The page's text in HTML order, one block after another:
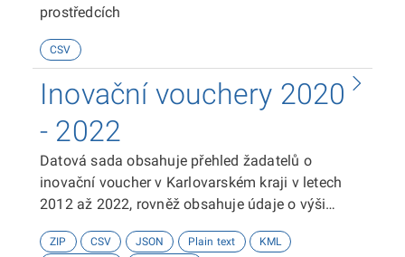
prostředcích
CSV
Inovační vouchery 2020
- 2022
Datová sada obsahuje přehled žadatelů o
inovační voucher v Karlovarském kraji v letech
2012 až 2022, rovněž obsahuje údaje o výši
další podrobnosti o projektech žadatelů.
ZIP CSV JSON Plain text
KML